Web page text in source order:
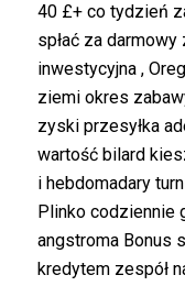
40 £+ co tydzień
spłać za darmowy
inwestycyjna ,
ziemi okres
zyski przesyłka
wartość bilard
i hebdomadary
Plinko codziennie
angstroma Bonus
kredytem zespół